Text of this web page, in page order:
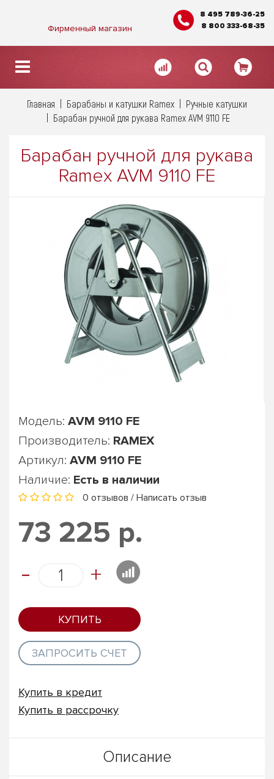
Фирменный магазин
8 495 789-36-25
8 800 333-68-35
Главная Барабаны и катушки Ramex
Ручные катушки
Барабан ручной для рукава Ramex AVM 9110 FE
Барабан ручной для рукава
Ramex AVM 9110 FE
Модель: AVM 9110 FE
Производитель: RAMEX
Артикул: AVM 9110 FE
Наличие: Есть в наличии
0 отзывов / Написать отзыв
73 225 р.
- +
КУПИТЬ
ЗАПРОСИТЬ СЧЕТ
Купить в кредит
Купить в рассрочку
Описание